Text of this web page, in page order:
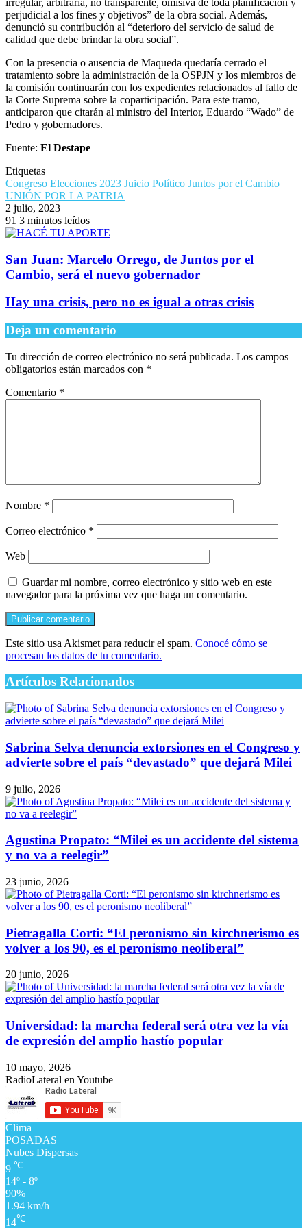
perjudicial a los fines y objetivos” de la obra social. Además,
denunció su contribución al “deterioro del servicio de salud de
calidad que debe brindar la obra social”.
Con la presencia o ausencia de Maqueda quedaría cerrado el
tratamiento sobre la administración de la OSPJN y los miembros de
la comisión continuarán con los expedientes relacionados al fallo de
la Corte Suprema sobre la coparticipación. Para este tramo,
anticiparon que citarán al ministro del Interior, Eduardo “Wado” de
Pedro y gobernadores.
Fuente: El Destape
Etiquetas
Congreso Elecciones 2023 Juicio Político Juntos por el Cambio
UNIÓN POR LA PATRIA
2 julio, 2023
91 3 minutos leídos
San Juan: Marcelo Orrego, de Juntos por el
Cambio, será el nuevo gobernador
Hay una crisis, pero no es igual a otras crisis
Deja un comentario
Tu dirección de correo electrónico no será publicada. Los campos
obligatorios están marcados con *
Comentario *
Nombre *
Correo electrónico *
Web
Guardar mi nombre, correo electrónico y sitio web en este
navegador para la próxima vez que haga un comentario.
Este sitio usa Akismet para reducir el spam. Conocé cómo se
procesan los datos de tu comentario.
Artículos Relacionados
Sabrina Selva denuncia extorsiones en el Congreso y
advierte sobre el país “devastado” que dejará Milei
9 julio, 2026
Agustina Propato: “Milei es un accidente del sistema
y no va a reelegir”
23 junio, 2026
Pietragalla Corti: “El peronismo sin kirchnerismo es
volver a los 90, es el peronismo neoliberal”
20 junio, 2026
Universidad: la marcha federal será otra vez la vía
de expresión del amplio hastío popular
10 mayo, 2026
RadioLateral en Youtube
Clima
POSADAS
Nubes Dispersas
9 ℃
14º - 8º
90%
1.94 km/h
14℃